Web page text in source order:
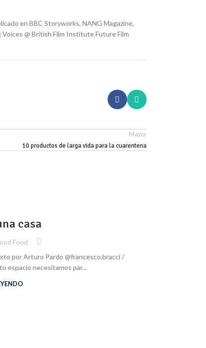
en BBC Storyworks, NANG Magazine,
@ British Film Institute Future Film
Mayor
10 productos de larga vida para la cuarentena
casa
Food
por Arturo Pardo @francesco.bracci /
espacio necesitamos par...